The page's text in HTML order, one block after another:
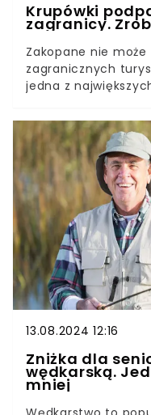
Krupówki
zagranicy.
Zakopane nie
zagranicznych
jedna z
wielu
Krupówkach.
owiany jest złą
13.08.2024 12:16
Zniżka dla
wędkarską.
mniej